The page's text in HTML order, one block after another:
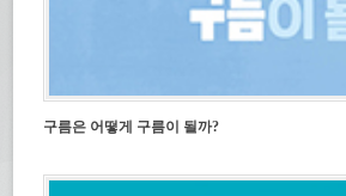
구름은 어떻게 구름이 될까?